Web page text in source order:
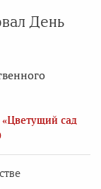
День
сад